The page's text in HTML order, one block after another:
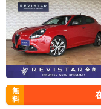
付・HIDライト
無
料